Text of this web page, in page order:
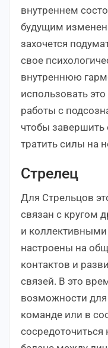
внутреннем
будущим
захочется
свое
внутреннюю
использовать
работы с
чтобы завершить
тратить силы на
Стрелец
Для Стрельцов
связан с кругом
и
настроены на
контактов и
связей. В это
возможности для
команде или в
сосредоточиться